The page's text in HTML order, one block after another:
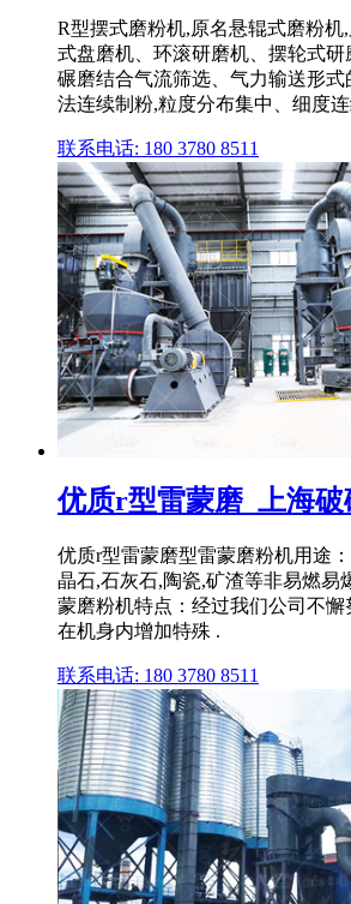
R型摆式磨粉机,原名悬辊式磨粉
式盘磨机、环滚研磨机、摆轮式
碾磨结合气流筛选、气力输送形
法连续制粉,粒度分布集中、细度
联系电话: 180 3780 8511
优质r型雷蒙磨_上海破
优质r型雷蒙磨型雷蒙磨粉机用途
晶石,石灰石,陶瓷,矿渣等非易燃易
蒙磨粉机特点：经过我们公司不
在机身内增加特殊 .
联系电话: 180 3780 8511